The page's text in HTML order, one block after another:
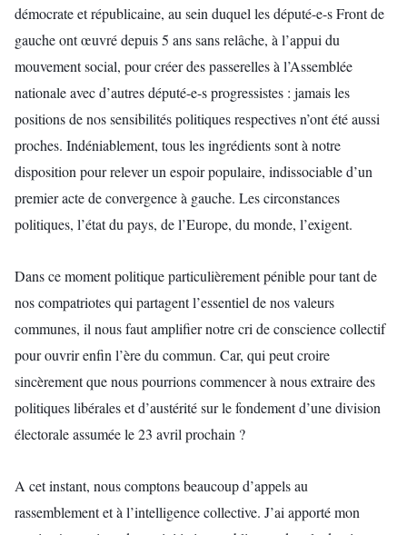
démocrate et républicaine, au sein duquel les député-e-s Front de
gauche ont œuvré depuis 5 ans sans relâche, à l’appui du
mouvement social, pour créer des passerelles à l’Assemblée
nationale avec d’autres député-e-s progressistes : jamais les
positions de nos sensibilités politiques respectives n’ont été aussi
proches. Indéniablement, tous les ingrédients sont à notre
disposition pour relever un espoir populaire, indissociable d’un
premier acte de convergence à gauche. Les circonstances
politiques, l’état du pays, de l’Europe, du monde, l’exigent.
Dans ce moment politique particulièrement pénible pour tant de
nos compatriotes qui partagent l’essentiel de nos valeurs
communes, il nous faut amplifier notre cri de conscience collectif
pour ouvrir enfin l’ère du commun. Car, qui peut croire
sincèrement que nous pourrions commencer à nous extraire des
politiques libérales et d’austérité sur le fondement d’une division
électorale assumée le 23 avril prochain ?
A cet instant, nous comptons beaucoup d’appels au
rassemblement et à l’intelligence collective. J’ai apporté mon